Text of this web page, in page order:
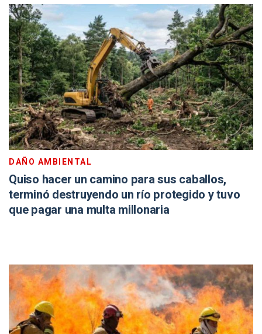
DAÑO AMBIENTAL
Quiso hacer un camino para sus caballos,
terminó destruyendo un río protegido y tuvo
que pagar una multa millonaria